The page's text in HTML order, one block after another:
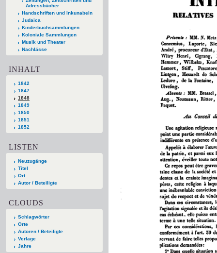
Adressbücher
Handschriften und Inkunabeln
Judaica
Kinderbuchsammlungen
Koloniale Sammlungen
Musik und Theater
Nachlässe
INHALT
1842
1847
1848
1849
1850
1851
1852
LISTEN
Neuzugänge
Titel
Ort
Autor / Beteiligte
CLOUDS
Schlagwörter
Orte
Autoren / Beteiligte
Verlage
Jahre